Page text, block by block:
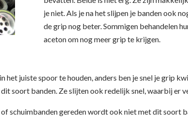
je niet. Als je na het slijpen je banden ook
de grip nog beter. Sommigen behandelen
aceton om nog meer grip te krijgen.
het juiste spoor te houden, anders ben je snel je grip
soort banden. Ze slijten ook redelijk snel, waarbij er
schuimbanden gereden wordt ook niet met dit soort